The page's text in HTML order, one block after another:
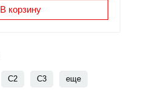
В корзину
C2 C3 еще